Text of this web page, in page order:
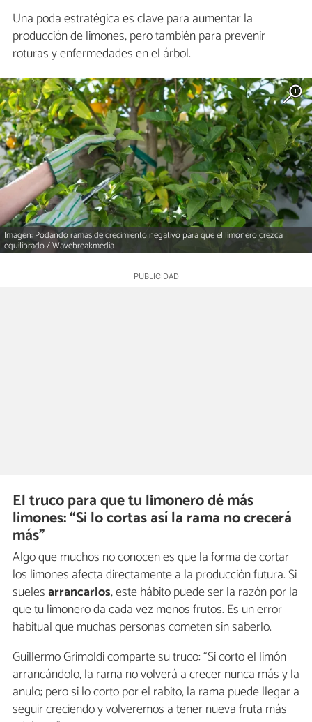
Una poda estratégica es clave para aumentar la
producción de limones, pero también para prevenir
roturas y enfermedades en el árbol.
Imagen: Podando ramas de crecimiento negativo para que el limonero crezca
equilibrado / Wavebreakmedia
El truco para que tu limonero dé más
limones: “Si lo cortas así la rama no crecerá
más”
Algo que muchos no conocen es que la forma de cortar
los limones afecta directamente a la producción futura. Si
suelesarrancarlos, este hábito puede ser la razón por la
que tu limonero da cada vez menos frutos. Es un error
habitual que muchas personas cometen sin saberlo.
Guillermo Grimoldi comparte su truco: “Si corto el limón
arrancándolo, la rama no volverá a crecer nunca más y la
anulo; pero si lo corto por el rabito, la rama puede llegar a
seguir creciendo y volveremos a tener nueva fruta más